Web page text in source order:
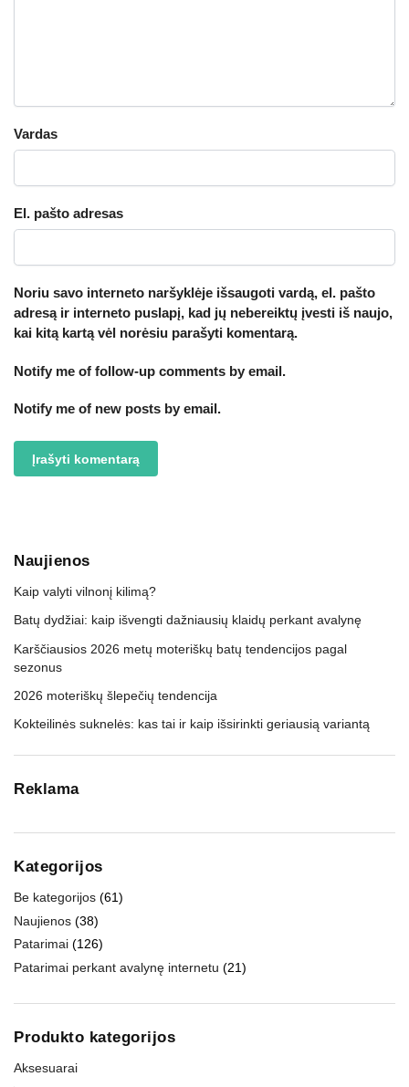
Vardas
El. pašto adresas
Noriu savo interneto naršyklėje išsaugoti vardą, el. pašto
adresą ir interneto puslapį, kad jų nebereiktų įvesti iš naujo,
kai kitą kartą vėl norėsiu parašyti komentarą.
Notify me of follow-up comments by email.
Notify me of new posts by email.
Naujienos
Kaip valyti vilnonį kilimą?
Batų dydžiai: kaip išvengti dažniausių klaidų perkant avalynę
Karščiausios 2026 metų moteriškų batų tendencijos pagal
sezonus
2026 moteriškų šlepečių tendencija
Kokteilinės suknelės: kas tai ir kaip išsirinkti geriausią variantą
Reklama
Kategorijos
Be kategorijos (61)
Naujienos (38)
Patarimai (126)
Patarimai perkant avalynę internetu (21)
Produkto kategorijos
Aksesuarai